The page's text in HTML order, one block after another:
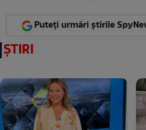
Puteți urmări știrile
ȘTIRI